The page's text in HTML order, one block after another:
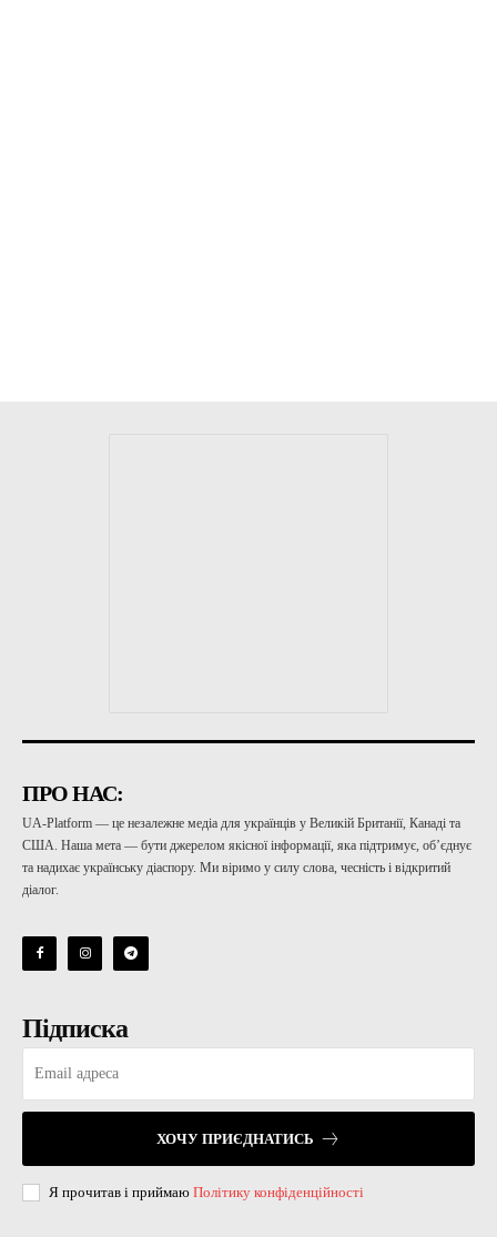
ПРО НАС:
UA-Platform — це незалежне медіа для українців у Великій Британії, Канаді та
США. Наша мета — бути джерелом якісної інформації, яка підтримує, об’єднує
та надихає українську діаспору. Ми віримо у силу слова, чесність і відкритий
діалог.
Підписка
ХОЧУ ПРИЄДНАТИСЬ
Я прочитав і приймаю Політику конфіденційності